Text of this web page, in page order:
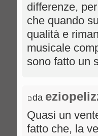
differenze,
che quando
qualità e
musicale
sono fatto un
da
Quasi un
fatto che, la